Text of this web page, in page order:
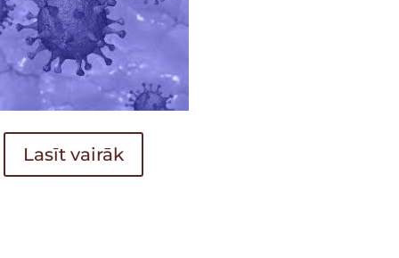
Lasīt vairāk